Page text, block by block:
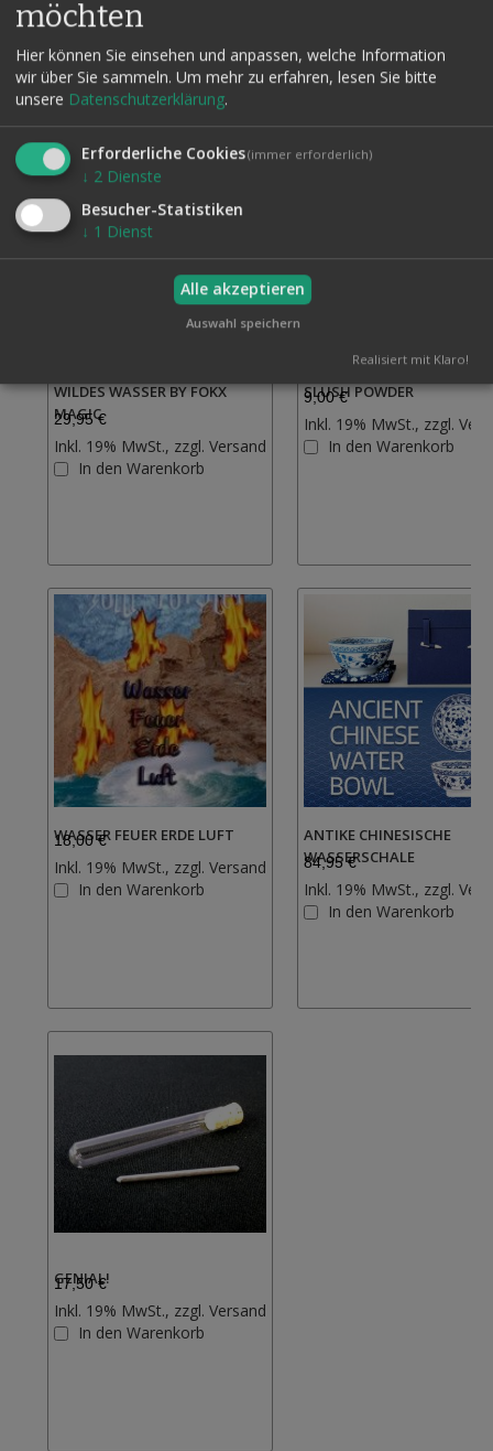
Verwandte Artikel Alle auswählen
WILDES WASSER BY FOKX
MAGIC
29,95 €
Inkl. 19% MwSt., zzgl. Versand
In den Warenkorb
SLUSH POWDER
9,00 €
Inkl. 19% MwSt., zzgl.
In den Warenkorb
WASSER FEUER ERDE LUFT
18,00 €
Inkl. 19% MwSt., zzgl. Versand
In den Warenkorb
Wunschliste
ANTIKE CHINESISCHE
WASSERSCHALE
84,95 €
Inkl. 19% MwSt., zzgl.
In den Warenkorb
GENIAL!
17,50 €
Inkl. 19% MwSt., zzgl. Versand
In den Warenkorb
möchten
Hier können Sie einsehen und anpassen, welche Information
wir über Sie sammeln. Um mehr zu erfahren, lesen Sie bitte
unsere Datenschutzerklärung.
Erforderliche Cookies(immer erforderlich)
↓ 2 Dienste
Besucher-Statistiken
↓ 1 Dienst
Alle akzeptieren
Auswahl speichern
Realisiert mit Klaro!